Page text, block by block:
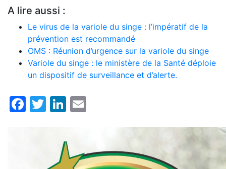
A lire aussi :
Le virus de la variole du singe : l’impératif de la
prévention est recommandé
OMS : Réunion d’urgence sur la variole du singe
Variole du singe : le ministère de la Santé déploie
un dispositif de surveillance et d’alerte.
Facebook
TwitterLinkedIn